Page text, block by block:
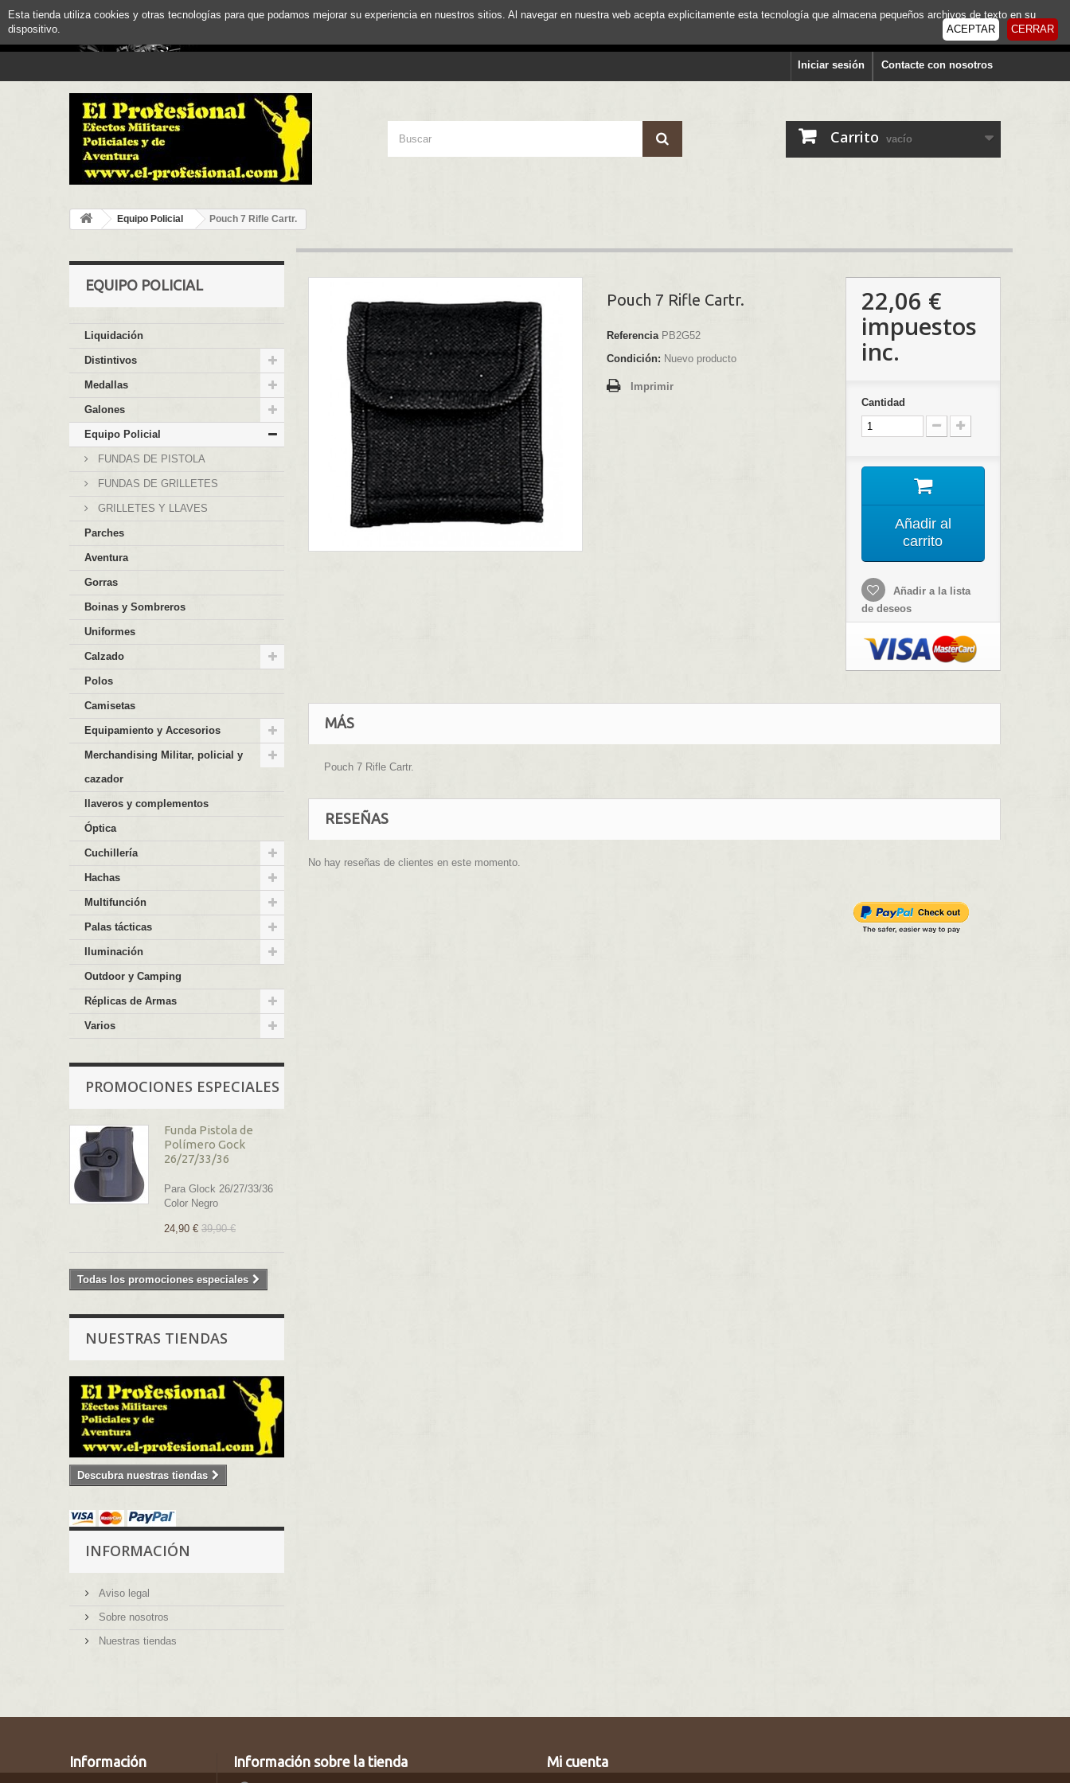
Contacte con nosotros
Iniciar sesión
Carrito vacío
Esta tienda utiliza cookies y otras tecnologías para que podamos mejorar su experiencia en nuestros sitios. Al navegar en nuestra web acepta explicitamente esta tecnología que almacena pequeños archivos de texto en su
dispositivo.
CERRAR
ACEPTAR
Equipo Policial Pouch 7 Rifle Cartr.
EQUIPO POLICIAL
Liquidación
Distintivos
Medallas
Galones
Equipo Policial
FUNDAS DE PISTOLA
FUNDAS DE GRILLETES
GRILLETES Y LLAVES
Parches
Aventura
Gorras
Boinas y Sombreros
Uniformes
Calzado
Polos
Camisetas
Equipamiento y Accesorios
Merchandising Militar, policial y
cazador
llaveros y complementos
Óptica
Cuchillería
Hachas
Multifunción
Palas tácticas
Iluminación
Outdoor y Camping
Réplicas de Armas
Varios
PROMOCIONES ESPECIALES
Funda Pistola de
Polímero Gock
26/27/33/36
Para Glock 26/27/33/36
Color Negro
24,90 € 39,90 €
Todas los promociones especiales
NUESTRAS TIENDAS
Descubra nuestras tiendas
INFORMACIÓN
Aviso legal
Sobre nosotros
Nuestras tiendas
Pouch 7 Rifle Cartr.
Referencia PB2G52
Condición: Nuevo producto
Imprimir
22,06 €
impuestos
inc.
Cantidad
Añadir al
carrito
Añadir a la lista
de deseos
MÁS
Pouch 7 Rifle Cartr.
RESEÑAS
No hay reseñas de clientes en este momento.
Información Información sobre la tienda Mi cuenta